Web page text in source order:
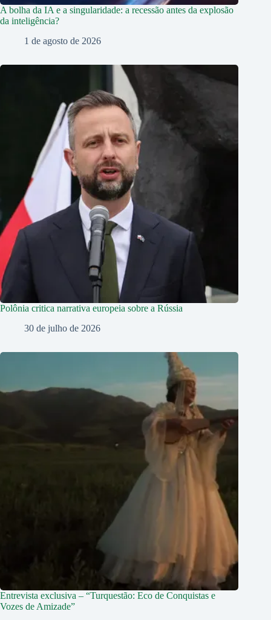
A bolha da IA e a singularidade: a recessão antes da explosão
da inteligência?
1 de agosto de 2026
Polônia critica narrativa europeia sobre a Rússia
30 de julho de 2026
Entrevista exclusiva – “Turquestão: Eco de Conquistas e
Vozes de Amizade”